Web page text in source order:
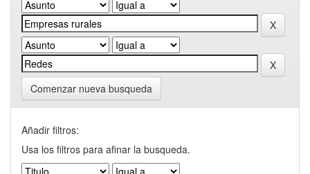
Comenzar nueva busqueda
Añadir filtros:
Usa los filtros para afinar la busqueda.